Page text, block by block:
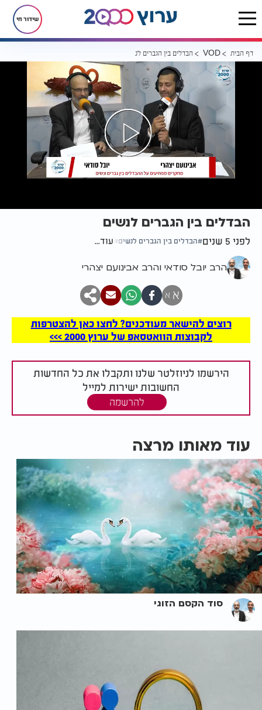
שידור חי
דף הבית VOD הבדלים בין הגברים לנשים
הבדלים בין הגברים לנשים
לפני 5 שנים הבדלים בין הגברים לנשים עוד...
הרב יובל סודאי והרב אבינועם יצהרי
א א
רוצים להישאר מעודכנים? לחצו כאן להצטרפות
לקבוצות הוואטסאפ של ערוץ 2000 >>>
הירשמו לניוזלטר שלנו ותקבלו את כל החדשות
החשובות ישירות למייל
להרשמה
עוד מאותו מרצה
סוד הקסם הזוגי